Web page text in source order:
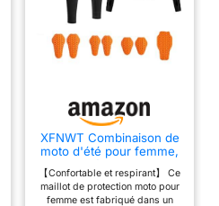
l'abrasion et aux
fissures. CONFORT -
Conçu en tenant compte
et comporte des
panneaux extensibles
généreux pour un
ajustement maximal.
SÉCURITÉ - La
combinaison une pièce
XFNWT Combinaison de
moto d'été pour femme,
homologuée CE niveau 2,
comprenant veste et
pantalon avec protections
【Confortable et respirant】 Ce
maillot de protection moto pour
femme est fabriqué dans un